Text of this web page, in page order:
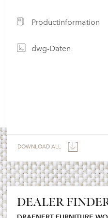
Productinformation
dwg-Daten
DOWNLOAD ALL
DEALER